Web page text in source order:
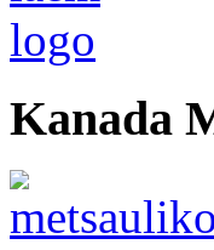
Kanada